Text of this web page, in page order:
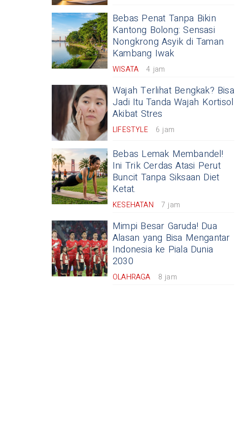
Bebas Penat Tanpa Bikin
Kantong Bolong: Sensasi
Nongkrong Asyik di Taman
Kambang Iwak
WISATA 4 jam
Wajah Terlihat Bengkak? Bisa
Jadi Itu Tanda Wajah Kortisol
Akibat Stres
LIFESTYLE 6 jam
Bebas Lemak Membandel!
Ini Trik Cerdas Atasi Perut
Buncit Tanpa Siksaan Diet
Ketat.
KESEHATAN 7 jam
Mimpi Besar Garuda! Dua
Alasan yang Bisa Mengantar
Indonesia ke Piala Dunia
2030
OLAHRAGA 8 jam